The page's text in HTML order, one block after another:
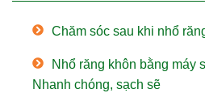
Chăm sóc sau khi nhổ
Nhổ răng khôn bằng máy
Nhanh chóng, sạch sẽ